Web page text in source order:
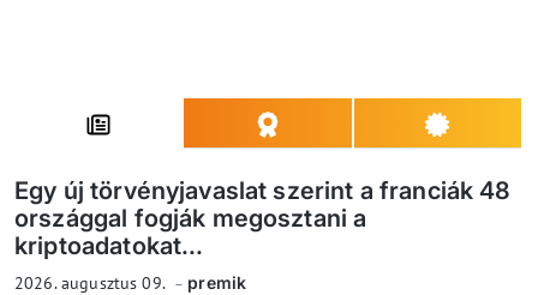
Egy új törvényjavaslat szerint a franciák 48
országgal fogják megosztani a
kriptoadatokat...
2026. augusztus 09. premik